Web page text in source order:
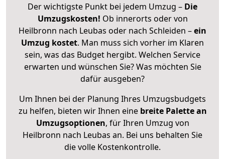
Der wichtigste Punkt bei jedem Umzug – Die
Umzugskosten! Ob innerorts oder von
Heilbronn nach Leubas oder nach Schleiden –ein
Umzug kostet. Man muss sich vorher im Klaren
sein, was das Budget hergibt. Welchen Service
erwarten und wünschen Sie? Was möchten Sie
dafür ausgeben?
Um Ihnen bei der Planung Ihres Umzugsbudgets
zu helfen, bieten wir Ihnen eine breite Palette an
Umzugsoptionen, für Ihren Umzug von
Heilbronn nach Leubas an. Bei uns behalten Sie
die volle Kostenkontrolle.